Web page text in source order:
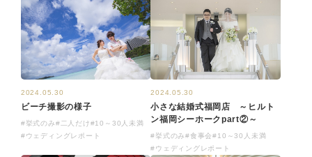
2024.05.30
ビーチ撮影の様子
#挙式のみ#二人だけ#10～30人未満
#ウェディングレポート
2024.05.30
小さな結婚式福岡店 ～ヒルト
ン福岡シーホークpart②～
#挙式のみ#食事会#10～30人未満
#ウェディングレポート